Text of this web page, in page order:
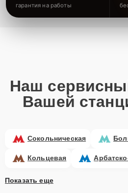
гарантия на работы
Наш
Вашей
Сокольническая
Кольцевая
Показать еще